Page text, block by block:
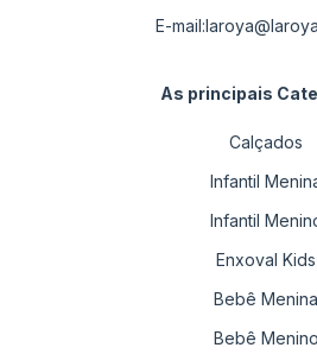
E-mail:
As principais
Calçados
Infantil
Infantil
Enxoval Kids
Bebê Menina
Bebê Menino